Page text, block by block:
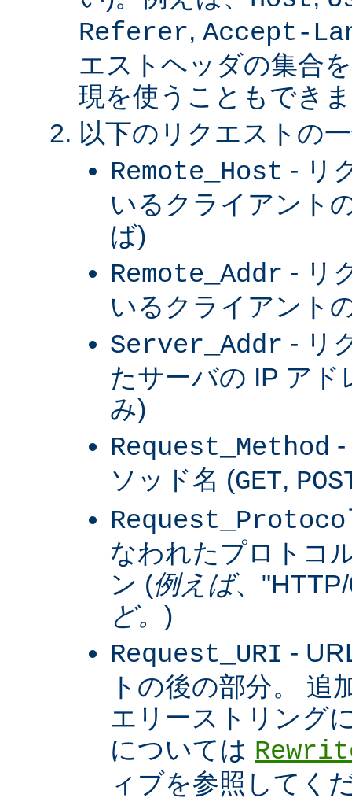
Referer, Accept-
エストヘッダの集合
現を使うこともでき
以下のリクエストの
Remote_Host - リ
いるクライアント
ば)
Remote_Addr - リ
いるクライアント
Server_Addr - リ
たサーバの IP アド
み)
Request_Method
ソッド名 (GET,
なわれたプロトコ
ン (例えば、
ど。 )
Request_URI -
トの後の部分。 追
エリーストリング
については
ィブを参照してく